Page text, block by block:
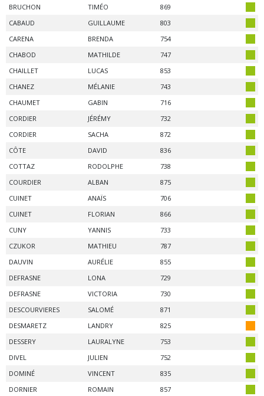
BRUCHON
TIMÉO
869
CABAUD
GUILLAUME
803
CARENA
BRENDA
754
CHABOD
MATHILDE
747
CHAILLET
LUCAS
853
CHANEZ
MÉLANIE
743
CHAUMET
GABIN
716
CORDIER
JÉRÉMY
732
CORDIER
SACHA
872
CÔTE
DAVID
836
COTTAZ
RODOLPHE
738
COURDIER
ALBAN
875
CUINET
ANAÏS
706
CUINET
FLORIAN
866
CUNY
YANNIS
733
CZUKOR
MATHIEU
787
DAUVIN
AURÉLIE
855
DEFRASNE
LONA
729
DEFRASNE
VICTORIA
730
DESCOURVIERES
SALOMÉ
871
DESMARETZ
LANDRY
825
DESSERY
LAURALYNE
753
DIVEL
JULIEN
752
DOMINÉ
VINCENT
835
DORNIER
ROMAIN
857